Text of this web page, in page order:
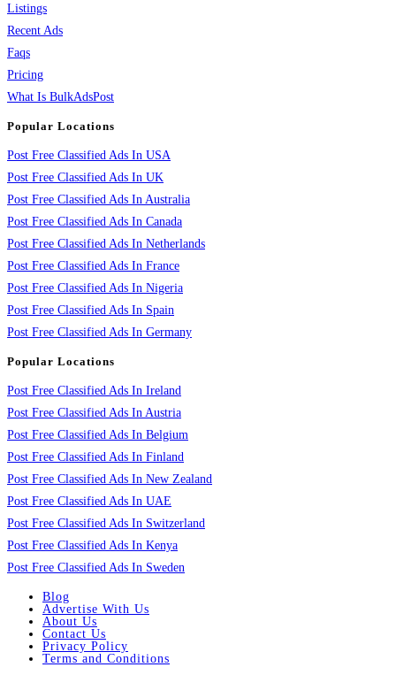
Listings
Recent Ads
Faqs
Pricing
What Is BulkAdsPost
Popular Locations
Post Free Classified Ads In USA
Post Free Classified Ads In UK
Post Free Classified Ads In Australia
Post Free Classified Ads In Canada
Post Free Classified Ads In Netherlands
Post Free Classified Ads In France
Post Free Classified Ads In Nigeria
Post Free Classified Ads In Spain
Post Free Classified Ads In Germany
Popular Locations
Post Free Classified Ads In Ireland
Post Free Classified Ads In Austria
Post Free Classified Ads In Belgium
Post Free Classified Ads In Finland
Post Free Classified Ads In New Zealand
Post Free Classified Ads In UAE
Post Free Classified Ads In Switzerland
Post Free Classified Ads In Kenya
Post Free Classified Ads In Sweden
Blog
Advertise With Us
About Us
Contact Us
Privacy Policy
Terms and Conditions